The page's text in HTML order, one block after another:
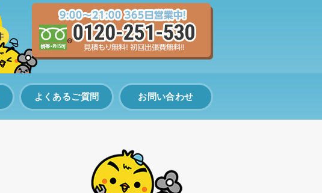
よくあるご質問 お問い合わせ